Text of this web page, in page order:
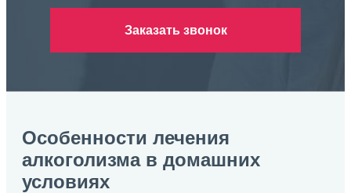
Заказать звонок
Особенности лечения
алкоголизма в домашних
условиях